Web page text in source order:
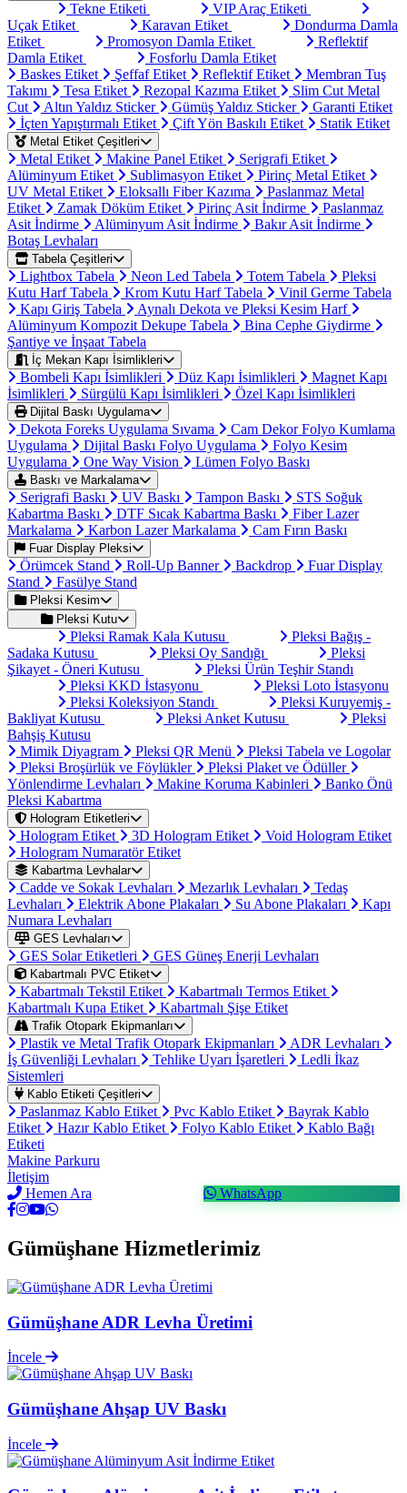
Tekne Etiketi
VIP Araç Etiketi
Uçak Etiket
Karavan Etiket
Dondurma Damla
Etiket
Promosyon Damla Etiket
Reflektif
Damla Etiket
Fosforlu Damla Etiket
Baskes Etiket
Şeffaf Etiket Reflektif Etiket
Membran Tuş
Takımı
Tesa Etiket Rezopal Kazıma Etiket
Slim Cut Metal
Cut
Altın Yaldız Sticker Gümüş Yaldız Sticker
Garanti Etiket
İçten Yapıştırmalı Etiket
Çift Yön Baskılı Etiket Statik Etiket
Metal Etiket Çeşitleri
Metal Etiket Makine Panel Etiket
Serigrafi Etiket
Alüminyum Etiket
Sublimasyon Etiket
Pirinç Metal Etiket
UV Metal Etiket
Eloksallı Fiber Kazıma
Paslanmaz Metal
Etiket
Zamak Döküm Etiket Pirinç Asit İndirme
Paslanmaz
Asit İndirme
Alüminyum Asit İndirme
Bakır Asit İndirme
Botaş Levhaları
Tabela Çeşitleri
Lightbox Tabela Neon Led Tabela Totem Tabela
Pleksi
Kutu Harf Tabela
Krom Kutu Harf Tabela
Vinil Germe Tabela
Kapı Giriş Tabela
Aynalı Dekota ve Pleksi Kesim Harf
Alüminyum Kompozit Dekupe Tabela
Bina Cephe Giydirme
Şantiye ve İnşaat Tabela
İç Mekan Kapı İsimlikleri
Bombeli Kapı İsimlikleri Düz Kapı İsimlikleri
Magnet Kapı
İsimlikleri
Sürgülü Kapı İsimlikleri Özel Kapı İsimlikleri
Dijital Baskı Uygulama
Dekota Foreks Uygulama Sıvama
Cam Dekor Folyo Kumlama
Uygulama
Dijital Baskı Folyo Uygulama
Folyo Kesim
Uygulama
One Way Vision Lümen Folyo Baskı
Baskı ve Markalama
Serigrafi Baskı UV Baskı Tampon Baskı
STS Soğuk
Kabartma Baskı
DTF Sıcak Kabartma Baskı
Fiber Lazer
Markalama
Karbon Lazer Markalama Cam Fırın Baskı
Fuar Display Pleksi
Örümcek Stand Roll-Up Banner Backdrop
Fuar Display
Stand
Fasülye Stand
Pleksi Kesim
Pleksi Kutu
Pleksi Ramak Kala Kutusu
Pleksi Bağış -
Sadaka Kutusu
Pleksi Oy Sandığı
Pleksi
Şikayet - Öneri Kutusu
Pleksi Ürün Teşhir Standı
Pleksi KKD İstasyonu
Pleksi Loto İstasyonu
Pleksi Koleksiyon Standı
Pleksi Kuruyemiş -
Bakliyat Kutusu
Pleksi Anket Kutusu
Pleksi
Bahşiş Kutusu
Mimik Diyagram
Pleksi QR Menü
Pleksi Tabela ve Logolar
Pleksi Broşürlük ve Föylükler
Pleksi Plaket ve Ödüller
Yönlendirme Levhaları
Makine Koruma Kabinleri
Banko Önü
Pleksi Kabartma
Hologram Etiketleri
Hologram Etiket 3D Hologram Etiket
Void Hologram Etiket
Hologram Numaratör Etiket
Kabartma Levhalar
Cadde ve Sokak Levhaları Mezarlık Levhaları
Tedaş
Levhaları
Elektrik Abone Plakaları Su Abone Plakaları
Kapı
Numara Levhaları
GES Levhaları
GES Solar Etiketleri GES Güneş Enerji Levhaları
Kabartmalı PVC Etiket
Kabartmalı Tekstil Etiket
Kabartmalı Termos Etiket
Kabartmalı Kupa Etiket
Kabartmalı Şişe Etiket
Trafik Otopark Ekipmanları
Plastik ve Metal Trafik Otopark Ekipmanları
ADR Levhaları
İş Güvenliği Levhaları
Tehlike Uyarı İşaretleri
Ledli İkaz
Sistemleri
Kablo Etiketi Çeşitleri
Paslanmaz Kablo Etiket Pvc Kablo Etiket
Bayrak Kablo
Etiket
Hazır Kablo Etiket Folyo Kablo Etiket
Kablo Bağı
Etiketi
Makine Parkuru
İletişim
Hemen Ara
WhatsApp
Gümüşhane Hizmetlerimiz
Gümüşhane ADR Levha Üretimi
İncele
Gümüşhane Ahşap UV Baskı
İncele